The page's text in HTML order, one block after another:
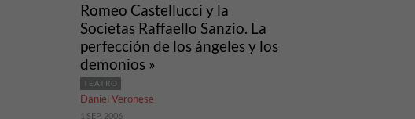
Romeo Castellucci y la
Societas Raffaello Sanzio. La
perfección de los ángeles y los
demonios »
TEATRO
Daniel Veronese
1 SEP, 2006